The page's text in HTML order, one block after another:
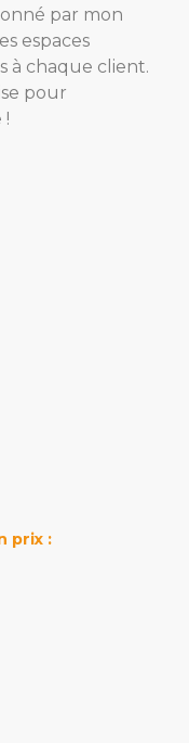
par mon
espaces
à chaque client.
pour
!
prix :